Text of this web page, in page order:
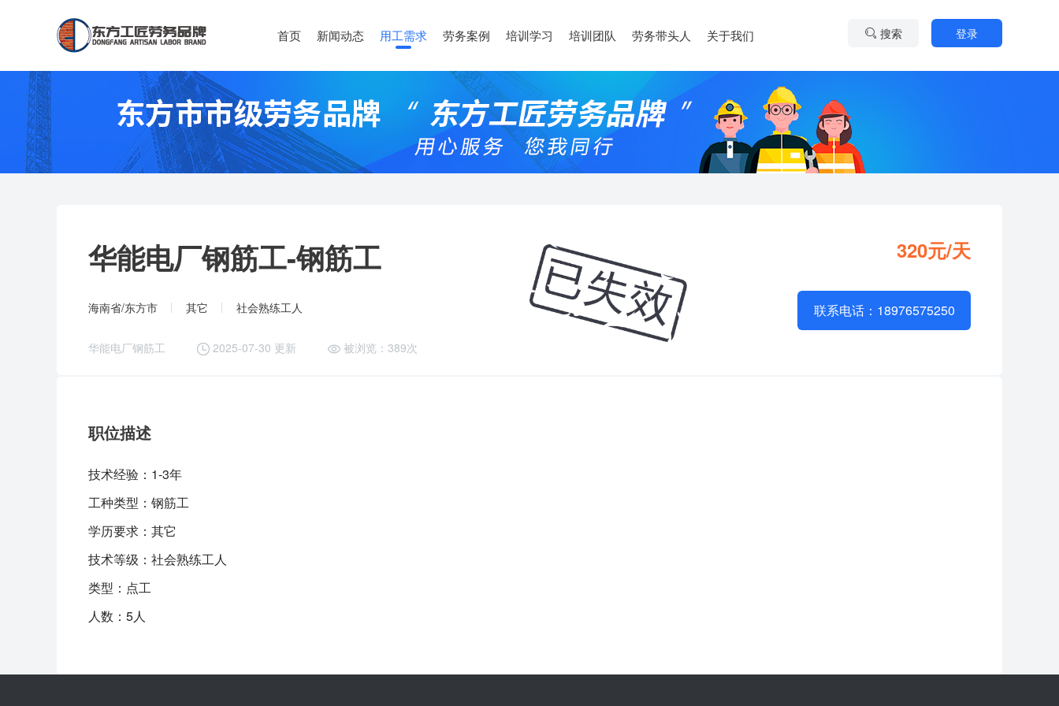
首页 新闻动态 用工需求 劳务案例 培训学习 培训团队 劳务带头人 关于我们 搜索 登录
华能电厂钢筋工-钢筋工
海南省/东方市 其它 社会熟练工人
华能电厂钢筋工 2025-07-30 更新 被浏览：389次
320元/天
联系电话：18976575250
职位描述
技术经验： 1-3年
工种类型： 钢筋工
学历要求： 其它
技术等级： 社会熟练工人
类型：点工
人数：5人